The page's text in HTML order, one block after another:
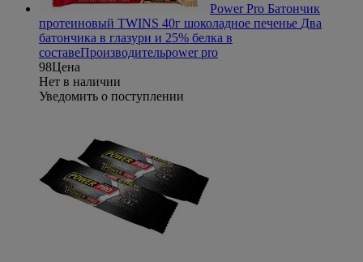
Power Pro Батончик
протеиновый TWINS 40г шоколадное печенье Два
батончика в глазури и 25% белка в
составеПроизводительpower pro
98Цена
Нет в наличии
Уведомить о поступлении